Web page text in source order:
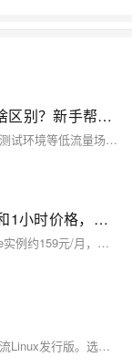
阿里云轻量应用服务器与云服务器ECS啥区别？新手帮助教程
阿里云轻量应用服务器适合个人开发者搭建博客、测试环境等低流量场景，操作简单、成本低；ECS适用于企业级高负载业务，功能强大、灵活可扩展。二者在性能、网络、镜像及运维管理上差异显著，用户应根据实际需求选择。
阿里云4核8g服务器多少钱一年？1个月和1小时价格，省钱购买方法分享
阿里云4核8G服务器价格因实例类型而异，经济型e实例约159元/月，计算型c9i约371元/月，按小时计费最低0.45元。实际购买享折扣，1年最高可省至1578元，附主流ECS实例及CPU型号参考。
阿里云提供丰富操作系统镜像，涵盖Windows与主流Linux发行版。选型需综合技术兼容性、运维成本、安全稳定等因素。推荐Alibaba Cloud Linux、Ubuntu等用于Web与容器场景，Windows Server支撑.NET应用。建议优先选用LTS版本并进行测试验证，通过标准化镜像管理提升部署效率与一致性。